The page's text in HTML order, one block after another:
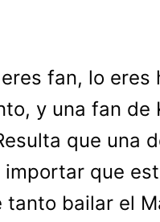
fan, lo eres
y una fan de
que una
que
tanto bailar el